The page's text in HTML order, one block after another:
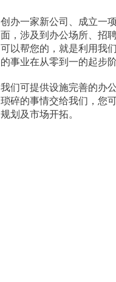
创办一家新公司、成立一
面，涉及到办公场所、招
可以帮您的，就是利用我
的事业在从零到一的起步
我们可提供设施完善的办
琐碎的事情交给我们，您
规划及市场开拓。